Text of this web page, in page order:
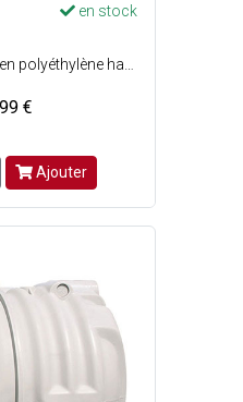
en stock
€
Ajouter